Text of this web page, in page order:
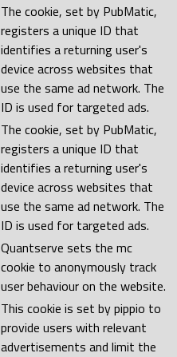
The cookie, set by PubMatic,
registers a unique ID that
identifies a returning user's
device across websites that
use the same ad network. The
ID is used for targeted ads.
The cookie, set by PubMatic,
registers a unique ID that
identifies a returning user's
device across websites that
use the same ad network. The
ID is used for targeted ads.
Quantserve sets the mc
cookie to anonymously track
user behaviour on the website.
This cookie is set by pippio to
provide users with relevant
advertisements and limit the